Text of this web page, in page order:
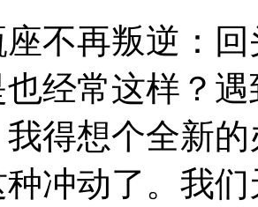
座不再叛逆：
也经常这样？
得想个全新
种冲动了。我